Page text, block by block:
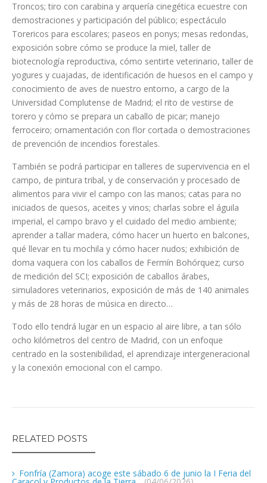
Troncos; tiro con carabina y arquería cinegética ecuestre con
demostraciones y participación del público; espectáculo
Torericos para escolares; paseos en ponys; mesas redondas,
exposición sobre cómo se produce la miel, taller de
biotecnología reproductiva, cómo sentirte veterinario, taller de
yogures y cuajadas, de identificación de huesos en el campo y
conocimiento de aves de nuestro entorno, a cargo de la
Universidad Complutense de Madrid; el rito de vestirse de
torero y cómo se prepara un caballo de picar; manejo
ferroceiro; ornamentación con flor cortada o demostraciones
de prevención de incendios forestales.
También se podrá participar en talleres de supervivencia en el
campo, de pintura tribal, y de conservación y procesado de
alimentos para vivir el campo con las manos; catas para no
iniciados de quesos, aceites y vinos; charlas sobre el águila
imperial, el campo bravo y el cuidado del medio ambiente;
aprender a tallar madera, cómo hacer un huerto en balcones,
qué llevar en tu mochila y cómo hacer nudos; exhibición de
doma vaquera con los caballos de Fermín Bohórquez; curso
de medición del SCI; exposición de caballos árabes,
simuladores veterinarios, exposición de más de 140 animales
y más de 28 horas de música en directo…
Todo ello tendrá lugar en un espacio al aire libre, a tan sólo
ocho kilómetros del centro de Madrid, con un enfoque
centrado en la sostenibilidad, el aprendizaje intergeneracional
y la conexión emocional con el campo.
RELATED POSTS
Fonfría (Zamora) acoge este sábado 6 de junio la I Feria del